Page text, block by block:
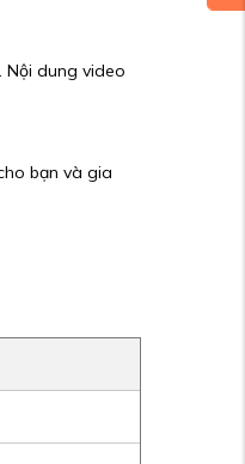
. Nội dung video
bạn và gia